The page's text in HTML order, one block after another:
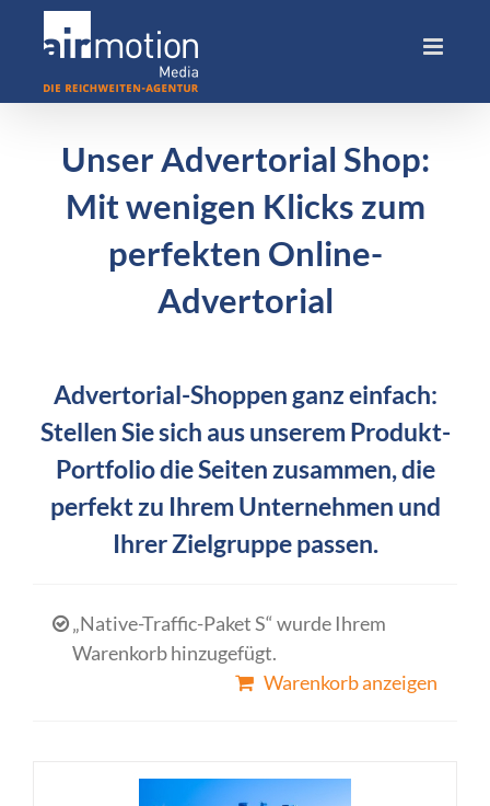
Unser Advertorial Shop:
Mit wenigen Klicks zum
perfekten Online-
Advertorial
Advertorial-Shoppen ganz einfach:
Stellen Sie sich aus unserem Produkt-
Portfolio die Seiten zusammen, die
perfekt zu Ihrem Unternehmen und
Ihrer Zielgruppe passen.
„Native-Traffic-Paket S“ wurde Ihrem
Warenkorb hinzugefügt.
Warenkorb anzeigen